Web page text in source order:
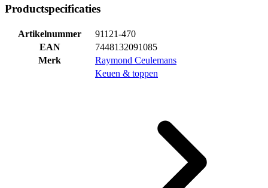
Productspecificaties
Artikelnummer
91121-470
EAN
7448132091085
Merk
Raymond Ceulemans
Keuen & toppen